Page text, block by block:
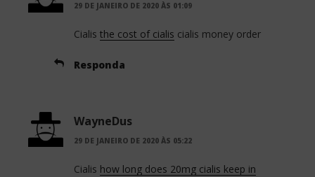
29 DE JANEIRO DE 2020 ÀS 01:09
Cialis the cost of cialis cialis money order
Responda
WayneDus
29 DE JANEIRO DE 2020 ÀS 05:22
Cialis how long does 20mg cialis keep in